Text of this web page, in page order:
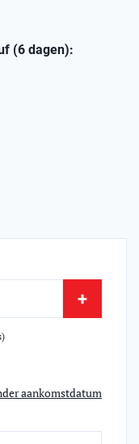
(6 dagen):
+
aankomstdatum